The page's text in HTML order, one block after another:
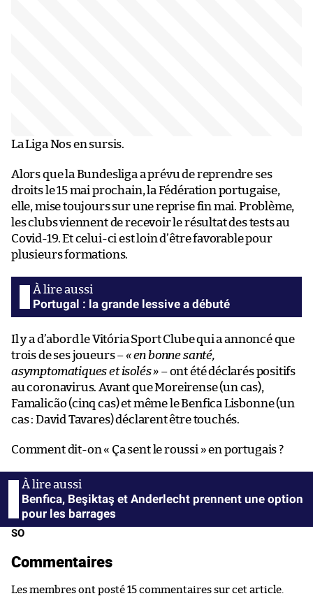
La Liga Nos en sursis.
Alors que la Bundesliga a prévu de reprendre ses
droits le 15 mai prochain, la Fédération portugaise,
elle, mise toujours sur une reprise fin mai. Problème,
les clubs viennent de recevoir le résultat des tests au
Covid-19. Et celui-ci est loin d’être favorable pour
plusieurs formations.
Portugal : la grande lessive a débuté
Il y a d’abord le Vitória Sport Clube qui a annoncé que
trois de ses joueurs –« en bonne santé,
asymptomatiques et isolés » – ont été déclarés positifs
au coronavirus. Avant que Moreirense (un cas),
Famalicão (cinq cas) et même le Benfica Lisbonne (un
cas : David Tavares) déclarent être touchés.
Comment dit-on « Ça sent le roussi » en portugais ?
Benfica, Beşiktaş et Anderlecht prennent une option
pour les barrages
SO
Commentaires
Les membres ont posté 15 commentaires sur cet article.